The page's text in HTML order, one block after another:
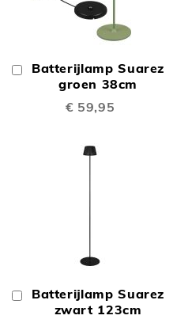
Batterijlamp Suarez
groen 38cm
€ 59,95
In
Winkelwagen
Batterijlamp Suarez
zwart 123cm
In
Winkelwagen